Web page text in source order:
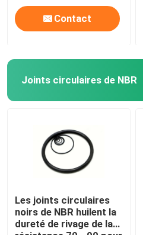
Contact
Joints circulaires de NBR
Les joints circulaires
noirs de NBR huilent la
dureté de rivage de la